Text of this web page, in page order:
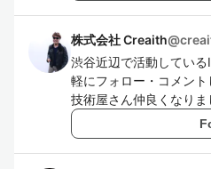
株式会社 Creaith@
渋谷近辺で活動してい
軽にフォロー・コメント
技術屋さん仲良くなりま